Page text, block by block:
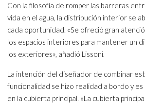
Con la filosofía de romper las barreras
vida en el agua, la distribución interior se
cada oportunidad. «Se ofreció gran
los espacios interiores para mantener un
los exteriores», añadió Lissoni.
La intención del diseñador de combinar
funcionalidad se hizo realidad a bordo y
en la cubierta principal. «La cubierta